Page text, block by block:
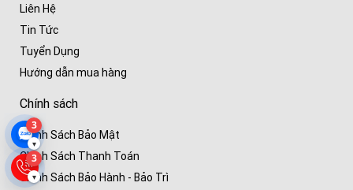
3
▾
3
▾
Liên Hệ
Tin Tức
Tuyển Dụng
Hướng dẫn mua hàng
Chính sách
Chính Sách Bảo Mật
Chính Sách Thanh Toán
Chính Sách Bảo Hành - Bảo Trì